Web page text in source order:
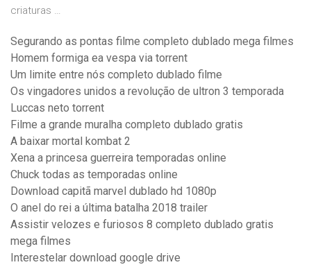
criaturas …
Segurando as pontas filme completo dublado mega filmes
Homem formiga ea vespa via torrent
Um limite entre nós completo dublado filme
Os vingadores unidos a revolução de ultron 3 temporada
Luccas neto torrent
Filme a grande muralha completo dublado gratis
A baixar mortal kombat 2
Xena a princesa guerreira temporadas online
Chuck todas as temporadas online
Download capitã marvel dublado hd 1080p
O anel do rei a última batalha 2018 trailer
Assistir velozes e furiosos 8 completo dublado gratis
mega filmes
Interestelar download google drive